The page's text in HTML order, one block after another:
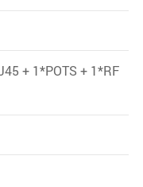
+ 1*POTS + 1*RF